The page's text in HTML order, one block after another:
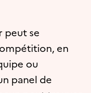
peut se
en
ou
panel de